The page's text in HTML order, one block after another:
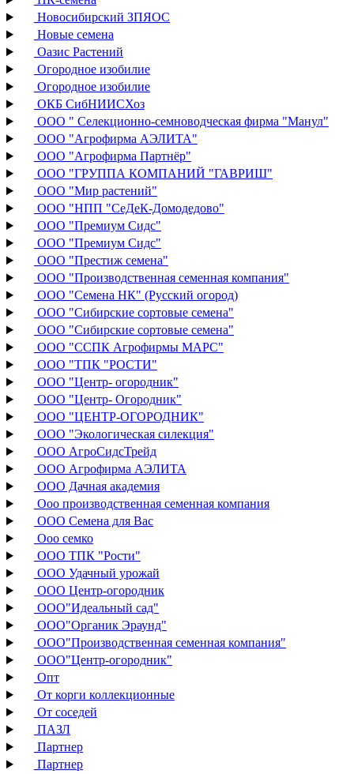
Новосибирский ЗПЯОС
Новые семена
Оазис Растений
Огородное изобилие
Огородное изобилие
ОКБ СибНИИСХоз
ООО " Селекционно-семноводческая фирма "Манул"
ООО "Агрофирма АЭЛИТА"
ООО "Агрофирма Партнёр"
ООО "ГРУППА КОМПАНИЙ "ГАВРИШ"
ООО "Мир растений"
ООО "НПП "СеДеК-Домодедово"
ООО "Премиум Сидс"
ООО "Премиум Сидс"
ООО "Престиж семена"
ООО "Производственная семенная компания"
ООО "Семена НК" (Русский огород)
ООО "Сибирские сортовые семена"
ООО "Сибирские сортовые семена"
ООО "ССПК Агрофирмы МАРС"
ООО "ТПК "РОСТИ"
ООО "Центр- огородник"
ООО "Центр- Огородник"
ООО "ЦЕНТР-ОГОРОДНИК"
ООО "Экологическая силекция"
ООО АгроСидсТрейд
ООО Агрофирма АЭЛИТА
ООО Дачная академия
Ооо производственная семенная компания
ООО Семена для Вас
Ооо семко
ООО ТПК "Рости"
ООО Удачный урожай
ООО Центр-огородник
ООО"Идеальный сад"
ООО"Органик Эраунд"
ООО"Производственная семенная компания"
ООО"Центр-огородник"
Опт
От корги коллекционные
От соседей
ПАЗЛ
Партнер
Партнер